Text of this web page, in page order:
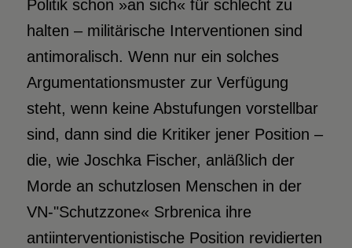
Politik schon »an sich« für schlecht zu
halten – militärische Interventionen sind
antimoralisch. Wenn nur ein solches
Argumentationsmuster zur Verfügung
steht, wenn keine Abstufungen vorstellbar
sind, dann sind die Kritiker jener Position –
die, wie Joschka Fischer, anläßlich der
Morde an schutzlosen Menschen in der
VN-"Schutzzone« Srbrenica ihre
antiinterventionistische Position revidierten